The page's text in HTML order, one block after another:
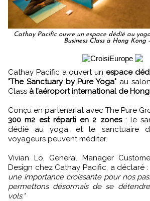
Cathay Pacific ouvre un espace dédié au
Business Class à Hong Kong
Cathay Pacific a ouvert un espace
"The Sanctuary by Pure Yoga" au
Class à l’aéroport international de
Conçu en partenariat avec The Pure
300 m2 est réparti en 2 zones: le
dédié au yoga, et le sanctuaire
voyageurs peuvent méditer.
Vivian Lo, General Manager
Design chez Cathay Pacific, a déclaré :
une importance croissante pour nos
permettons désormais de se
vols."